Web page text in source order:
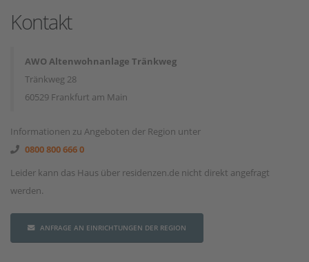
Kontakt
AWO Altenwohnanlage Tränkweg
Tränkweg 28
60529 Frankfurt am Main
Informationen zu Angeboten der Region unter
0800 800 666 0
Leider kann das Haus über residenzen.de nicht direkt angefragt
werden.
ANFRAGE AN EINRICHTUNGEN DER REGION